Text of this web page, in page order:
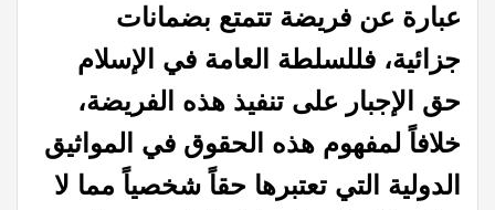
عبارة عن فريضة تتمتع بضمانات
جزائية، فللسلطة العامة في الإسلام
حق الإجبار على تنفيذ هذه الفريضة،
خلافاً لمفهوم هذه الحقوق في المواثيق
الدولية التي تعتبرها حقاً شخصياً مما لا